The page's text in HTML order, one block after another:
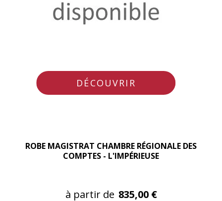
DÉCOUVRIR
ROBE MAGISTRAT CHAMBRE RÉGIONALE DES
COMPTES - L'IMPÉRIEUSE
à partir de 835,00 €